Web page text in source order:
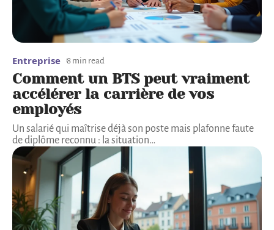
Entreprise 8 min read
Comment un BTS peut vraiment
accélérer la carrière de vos
employés
Un salarié qui maîtrise déjà son poste mais plafonne faute
de diplôme reconnu : la situation…